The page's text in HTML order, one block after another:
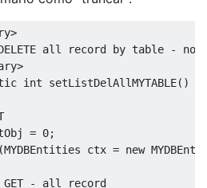
all record by table - no
int setListDelAllMYTABLE()
= 0;
(MYDBEntities ctx = new
- all record